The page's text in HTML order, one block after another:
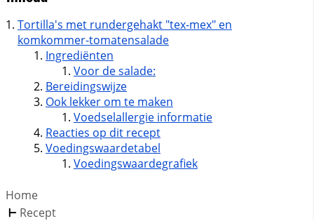
Tortilla's met rundergehakt "tex-mex" en
komkommer-tomatensalade
Ingrediënten
Voor de salade:
Bereidingswijze
Ook lekker om te maken
Voedselallergie informatie
Reacties op dit recept
Voedingswaardetabel
Voedingswaardegrafiek
Home
Recept